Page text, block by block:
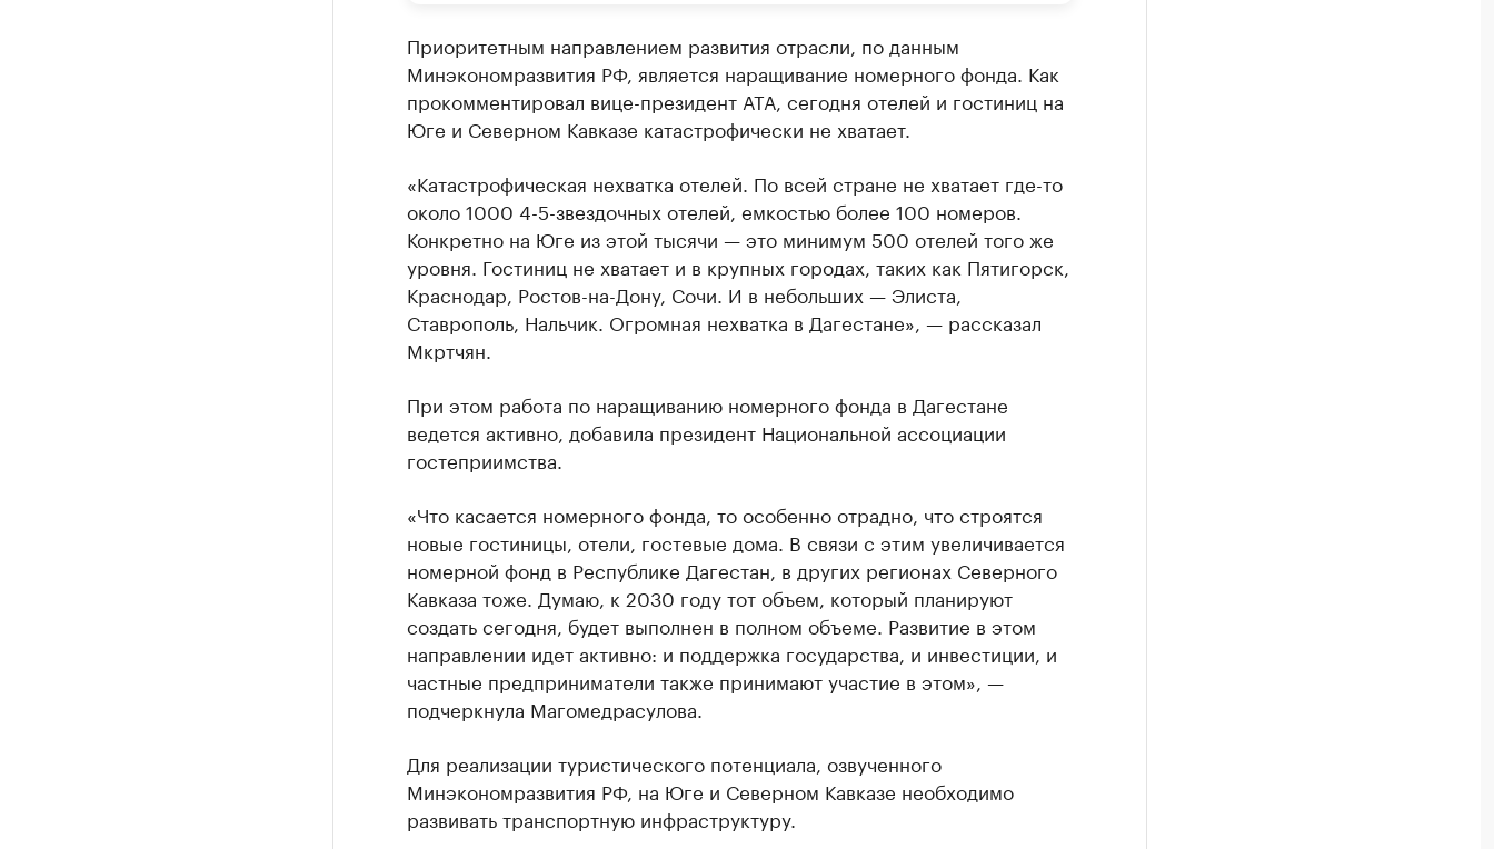
Приоритетным направлением развития отрасли, по данным
Минэкономразвития РФ, является наращивание номерного фонда. Как
прокомментировал вице-президент АТА, сегодня отелей и гостиниц на
Юге и Северном Кавказе катастрофически не хватает.
«Катастрофическая нехватка отелей. По всей стране не хватает где-то
около 1000 4-5-звездочных отелей, емкостью более 100 номеров.
Конкретно на Юге из этой тысячи — это минимум 500 отелей того же
уровня. Гостиниц не хватает и в крупных городах, таких как Пятигорск,
Краснодар, Ростов-на-Дону, Сочи. И в небольших — Элиста,
Ставрополь, Нальчик. Огромная нехватка в Дагестане», — рассказал
Мкртчян.
При этом работа по наращиванию номерного фонда в Дагестане
ведется активно, добавила президент Национальной ассоциации
гостеприимства.
«Что касается номерного фонда, то особенно отрадно, что строятся
новые гостиницы, отели, гостевые дома. В связи с этим увеличивается
номерной фонд в Республике Дагестан, в других регионах Северного
Кавказа тоже. Думаю, к 2030 году тот объем, который планируют
создать сегодня, будет выполнен в полном объеме. Развитие в этом
направлении идет активно: и поддержка государства, и инвестиции, и
частные предприниматели также принимают участие в этом», —
подчеркнула Магомедрасулова.
Для реализации туристического потенциала, озвученного
Минэкономразвития РФ, на Юге и Северном Кавказе необходимо
развивать транспортную инфраструктуру.